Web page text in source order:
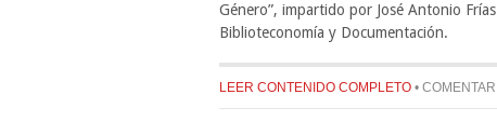
Género”, impartido por José Antonio
Biblioteconomía y Documentación.
LEER CONTENIDO COMPLETO •